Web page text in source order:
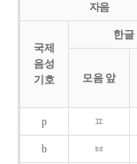
자음
국제
음성
기호
한글
모음 앞
p ㅍ
b ㅂ